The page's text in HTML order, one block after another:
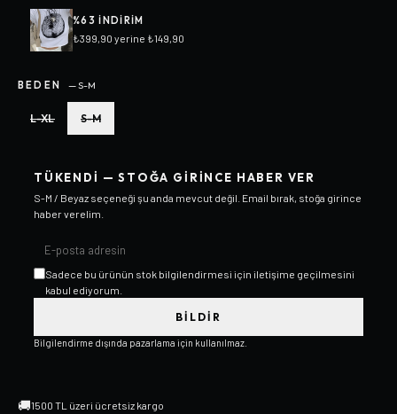
%63 INDIRIM
₺399,90 yerine ₺149,90
BEDEN —S-M
L-XL S-M
TÜKENDI — STOĞA GIRINCE HABER VER
S-M / Beyaz seçeneği şu anda mevcut değil. Email bırak, stoğa girince
haber verelim.
Sadece bu ürünün stok bilgilendirmesi için iletişime geçilmesini
kabul ediyorum.
BILDIR
Bilgilendirme dışında pazarlama için kullanılmaz.
🚚1500 TL üzeri ücretsiz kargo